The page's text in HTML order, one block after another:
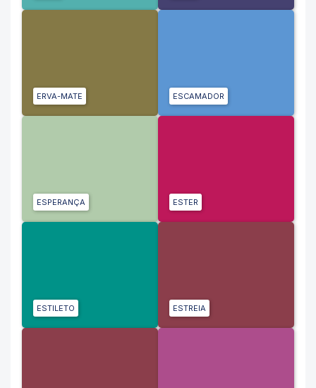
ERVA-MATE ESCAMADOR
ESPERANÇA ESTER
ESTILETO ESTREIA